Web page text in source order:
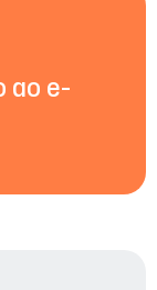
ao e-